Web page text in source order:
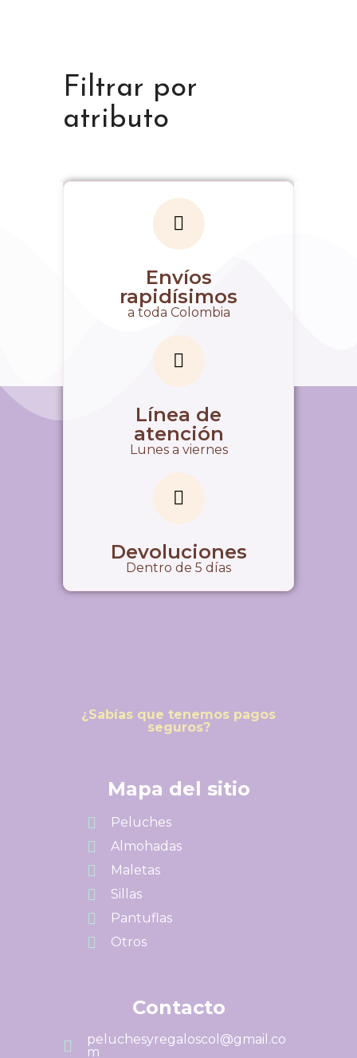
Filtrar por
atributo
Envíos
rapidísimos
a toda Colombia
Línea de
atención
Lunes a viernes
Devoluciones
Dentro de 5 días
¿Sabías que tenemos pagos
seguros?
Mapa del sitio
Peluches
Almohadas
Maletas
Sillas
Pantuflas
Otros
Contacto
peluchesyregaloscol@gmail.co
m